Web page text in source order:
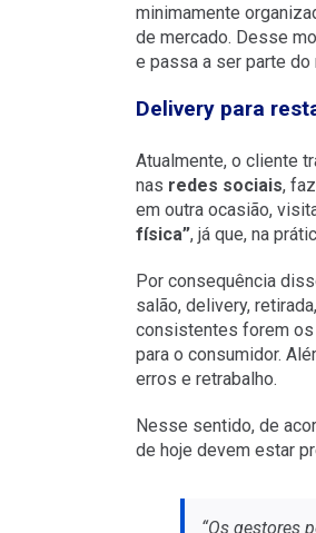
minimamente
de mercado. Desse
e passa a ser parte
Delivery para
Atualmente, o cliente
nas redes sociais,
em outra ocasião,
física”, já que, na
Por consequência
salão, delivery,
consistentes forem os
para o consumidor.
erros e retrabalho.
Nesse sentido, de
de hoje devem estar
“Os gestores